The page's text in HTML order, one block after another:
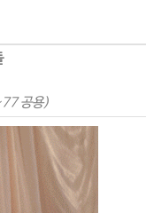
공용)